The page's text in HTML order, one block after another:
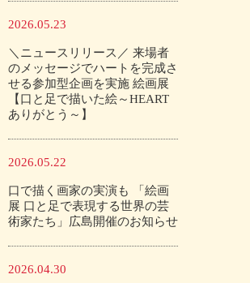
2026.05.23
＼ニュースリリース／ 来場者
のメッセージでハートを完成さ
せる参加型企画を実施 絵画展
【口と足で描いた絵～HEART
ありがとう～】
2026.05.22
口で描く画家の実演も 「絵画
展 口と足で表現する世界の芸
術家たち」広島開催のお知らせ
2026.04.30